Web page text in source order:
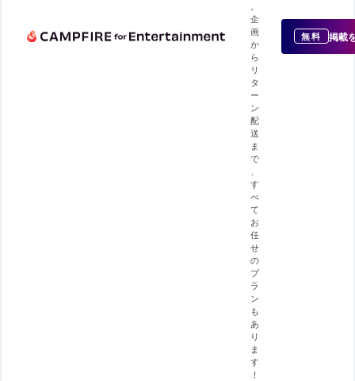
企
画
か
ら
リ
タ
ー
ン
配
送
ま
で
す
べ
て
お
任
せ
の
プ
ラ
ン
も
あ
り
ま
す
！
無料 掲載